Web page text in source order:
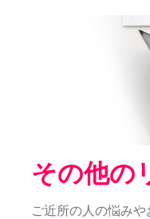
その他の
ご近所の人の悩み